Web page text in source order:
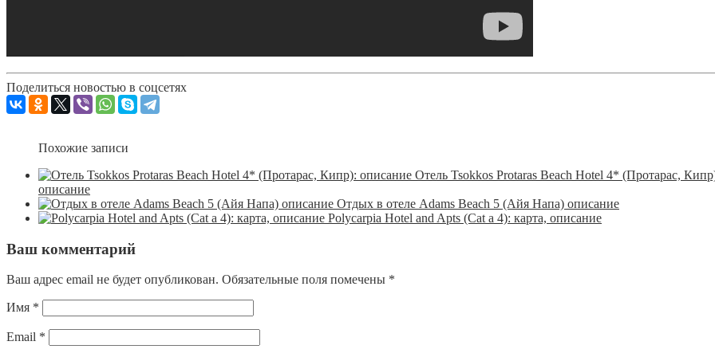
Поделиться новостью в соцсетях
Похожие записи
Отель Tsokkos Protaras Beach Hotel 4* (Протарас,
описание
Отдых в отеле Adams Beach 5 (Айя Напа) описание
Polycarpia Hotel and Apts (Cat a 4): карта, описание
Ваш комментарий
Ваш адрес email не будет опубликован. Обязательные поля помечены *
Имя *
Email *